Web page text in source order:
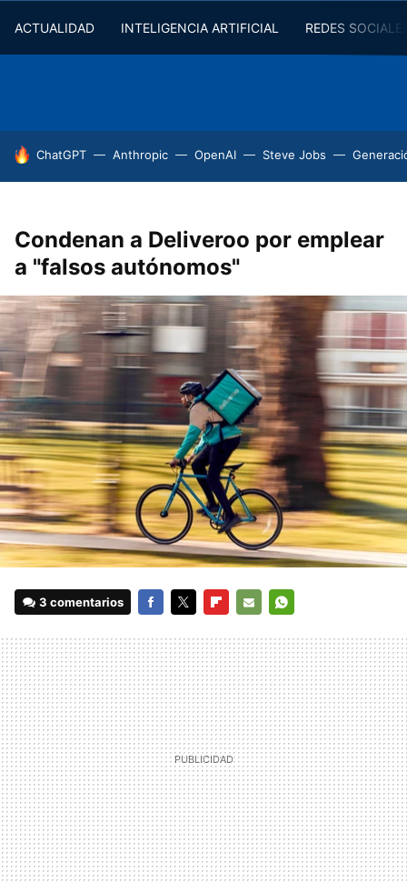
ACTUALIDAD INTELIGENCIA ARTIFICIAL REDES
HOY SE HABLA DE
ChatGPT Anthropic OpenAI Steve Jobs
Condenan a Deliveroo por emplear
a "falsos autónomos"
3 comentarios
MAIL